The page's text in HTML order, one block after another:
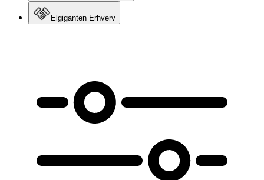
Elgiganten Erhverv